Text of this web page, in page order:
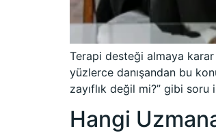
Terapi desteği almaya
yüzlerce danışandan bu
zayıflık değil mi?” gibi soru
Hangi